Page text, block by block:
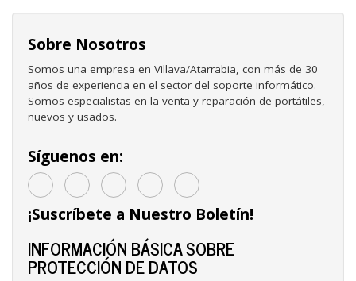
Sobre Nosotros
Somos una empresa en Villava/Atarrabia, con más de 30
años de experiencia en el sector del soporte informático.
Somos especialistas en la venta y reparación de portátiles,
nuevos y usados.
Síguenos en:
¡Suscríbete a Nuestro Boletín!
INFORMACIÓN BÁSICA SOBRE
PROTECCIÓN DE DATOS